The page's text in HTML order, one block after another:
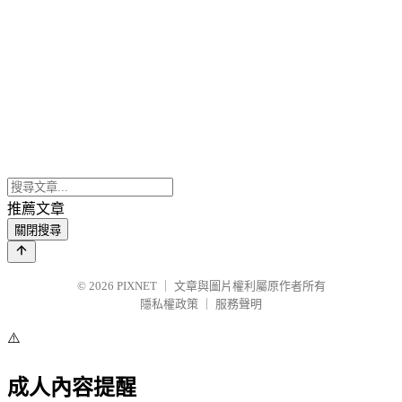
推薦文章
關閉搜尋
© 2026 PIXNET
文章與圖片權利屬原作者所有
隱私權政策
服務聲明
⚠️
成人內容提醒